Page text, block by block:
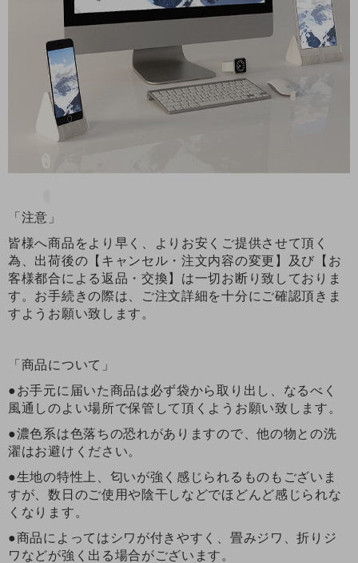
「注意」
皆様へ商品をより早く、よりお安くご提供させて頂く
為、出荷後の【キャンセル・注文内容の変更】及び【お
客様都合による返品・交換】は一切お断り致しておりま
す。お手続きの際は、ご注文詳細を十分にご確認頂きま
すようお願い致します。
「商品について」
●お手元に届いた商品は必ず袋から取り出し、なるべく
風通しのよい場所で保管して頂くようお願い致します。
●濃色系は色落ちの恐れがありますので、他の物との洗
濯はお避けください。
●生地の特性上、匂いが強く感じられるものもございま
すが、数日のご使用や陰干しなどでほどんど感じられな
くなります。
●商品によってはシワが付きやすく、畳みジワ、折りジ
ワなどが強く出る場合がございます。